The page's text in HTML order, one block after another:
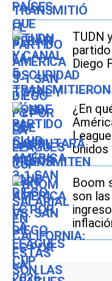
TUDN
Diego
¿En
Boom
son